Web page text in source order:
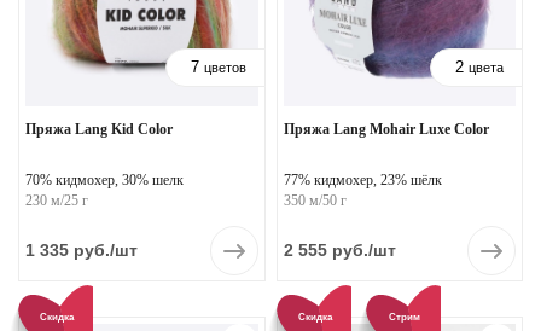
7 цветов
Пряжа Lang Kid Color
70% кидмохер, 30% шелк
230 м/25 г
1 335 руб./шт
2 цвета
Пряжа Lang Mohair Luxe Color
77% кидмохер, 23% шёлк
350 м/50 г
2 555руб./шт
Скидка Скидка Стрим